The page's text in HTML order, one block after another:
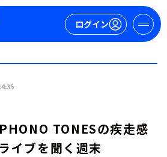
ログイン
TONESの疾走感
イブを聞く週末